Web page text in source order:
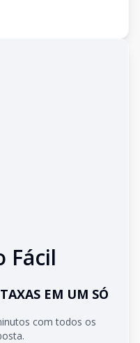
Fácil
EM UM SÓ
com todos os